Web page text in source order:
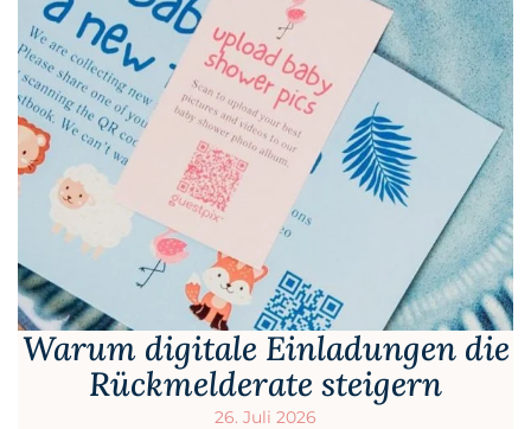
Warum digitale Einladungen die
Rückmelderate steigern
26. Juli 2026